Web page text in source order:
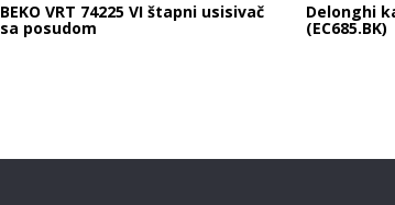
BEKO VRT 74225 VI štapni usisivač
sa posudom
Delonghi
(EC685.BK)